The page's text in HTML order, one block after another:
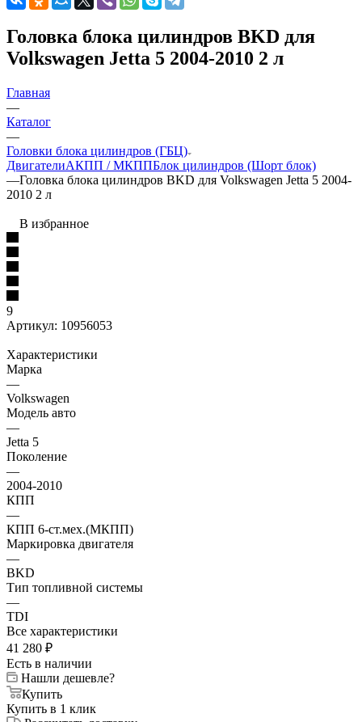
Головка блока цилиндров BKD для
Volkswagen Jetta 5 2004-2010 2 л
Главная
—
Каталог
—
Головки блока цилиндров (ГБЦ)
ДвигателиАКПП / МКППБлок цилиндров (Шорт блок)
—Головка блока цилиндров BKD для Volkswagen Jetta 5 2004-
2010 2 л
В избранное
9
Артикул: 10956053
Характеристики
Марка
—
Volkswagen
Модель авто
—
Jetta 5
Поколение
—
2004-2010
КПП
—
КПП 6-ст.мех.(МКПП)
Маркировка двигателя
—
BKD
Тип топливной системы
—
TDI
Все характеристики
41 280 ₽
Есть в наличии
Нашли дешевле?
Купить
Купить в 1 клик